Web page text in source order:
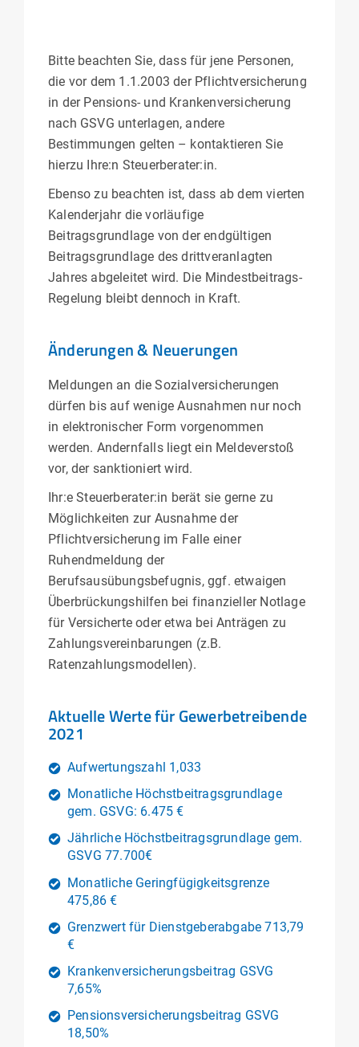
Bitte beachten Sie, dass für jene Personen,
die vor dem 1.1.2003 der Pflichtversicherung
in der Pensions- und Krankenversicherung
nach GSVG unterlagen, andere
Bestimmungen gelten – kontaktieren Sie
hierzu Ihre:n Steuerberater:in.
Ebenso zu beachten ist, dass ab dem vierten
Kalenderjahr die vorläufige
Beitragsgrundlage von der endgültigen
Beitragsgrundlage des drittveranlagten
Jahres abgeleitet wird. Die Mindestbeitrags-
Regelung bleibt dennoch in Kraft.
Änderungen & Neuerungen
Meldungen an die Sozialversicherungen
dürfen bis auf wenige Ausnahmen nur noch
in elektronischer Form vorgenommen
werden. Andernfalls liegt ein Meldeverstoß
vor, der sanktioniert wird.
Ihr:e Steuerberater:in berät sie gerne zu
Möglichkeiten zur Ausnahme der
Pflichtversicherung im Falle einer
Ruhendmeldung der
Berufsausübungsbefugnis, ggf. etwaigen
Überbrückungshilfen bei finanzieller Notlage
für Versicherte oder etwa bei Anträgen zu
Zahlungsvereinbarungen (z.B.
Ratenzahlungsmodellen).
Aktuelle Werte für Gewerbetreibende
2021
Aufwertungszahl 1,033
Monatliche Höchstbeitragsgrundlage
gem. GSVG: 6.475 €
Jährliche Höchstbeitragsgrundlage gem.
GSVG 77.700€
Monatliche Geringfügigkeitsgrenze
475,86 €
Grenzwert für Dienstgeberabgabe 713,79
€
Krankenversicherungsbeitrag GSVG
7,65%
Pensionsversicherungsbeitrag GSVG
18,50%